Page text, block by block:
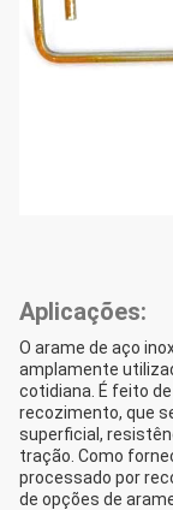
Aplicações:
O arame de aço
amplamente
cotidiana. É feito
recozimento, que
superficial,
tração. Como
processado por
de opções de